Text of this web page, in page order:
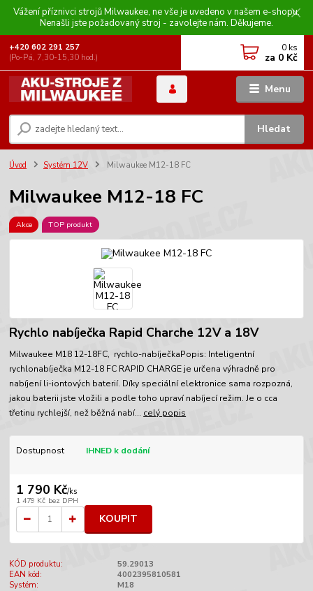
Vážení příznivci strojů Milwaukee, ne vše je uvedeno v našem e-shopu.
Nenašli jste požadovaný stroj - zavolejte nám. Děkujeme.
Menu
Hledat
+420 602 291 257
(Po-Pá, 7,30-15,30 hod.)
0 ks
za 0 Kč
Úvod Systém 12V Milwaukee M12-18 FC
Milwaukee M12-18 FC
Akce TOP produkt
Rychlo nabíječka Rapid Charche 12V a 18V
Milwaukee M18 12-18FC, rychlo-nabíječkaPopis: Inteligentní
rychlonabíječka M12-18 FC RAPID CHARGE je určena výhradně pro
nabíjení li-iontových baterií. Díky speciální elektronice sama rozpozná,
jakou baterii jste vložili a podle toho upraví nabíjecí režim. Je o cca
třetinu rychlejší, než běžná nabí... celý popis
Dostupnost IHNED k dodání
1 790 Kč/ks
1 479 Kč bez DPH
KOUPIT
KÓD produktu:
59.29013
EAN kód:
4002395810581
Systém:
M18